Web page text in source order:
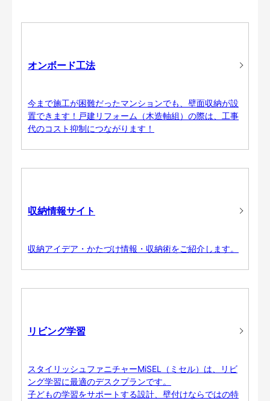
オンボード工法
今まで施工が困難だったマンションでも、壁面収納が設
置できます！戸建リフォーム（木造軸組）の際は、工事
代のコスト抑制につながります！
収納情報サイト
収納アイデア・かたづけ情報・収納術をご紹介します。
リビング学習
スタイリッシュファニチャーMiSEL（ミセル）は、リビ
ング学習に最適のデスクプランです。
子どもの学習をサポートする設計、壁付けならではの特